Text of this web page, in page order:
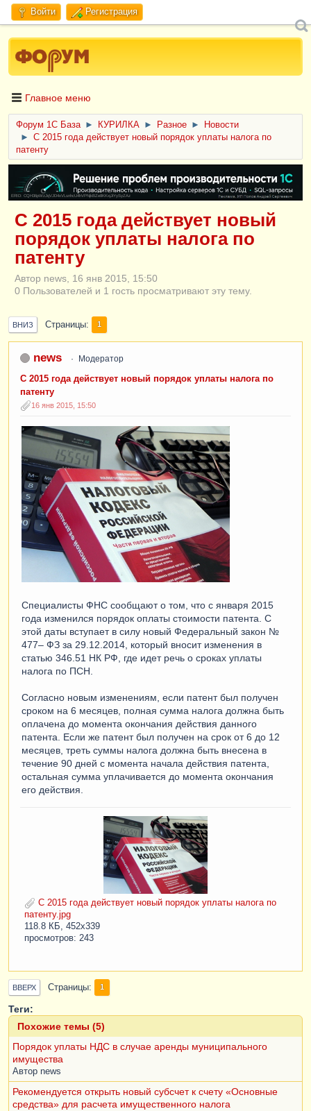
Войти Регистрация
Главное меню
Форум 1C База ► КУРИЛКА ► Разное ►
Новости
►
С 2015 года действует новый порядок уплаты налога по
патенту
ERID: CQH36pWzJqVJD4xVLsnhcU4hVPNjkBZe8KKxjJiYySyZAz
С 2015 года действует новый
порядок уплаты налога по
патенту
Автор news, 16 янв 2015, 15:50
0 Пользователей и 1 гость просматривают эту тему.
ВНИЗ Страницы 1
news Модератор
С 2015 года действует новый порядок уплаты налога по
патенту
16 янв 2015, 15:50
Специалисты ФНС сообщают о том, что с января 2015
года изменился порядок оплаты стоимости патента. С
этой даты вступает в силу новый Федеральный закон №
477– ФЗ за 29.12.2014, который вносит изменения в
статью 346.51 НК РФ, где идет речь о сроках уплаты
налога по ПСН.
Согласно новым изменениям, если патент был получен
сроком на 6 месяцев, полная сумма налога должна быть
оплачена до момента окончания действия данного
патента. Если же патент был получен на срок от 6 до 12
месяцев, треть суммы налога должна быть внесена в
течение 90 дней с момента начала действия патента,
остальная сумма уплачивается до момента окончания
его действия.
С 2015 года действует новый порядок уплаты налога по
патенту.jpg
118.8 КБ, 452x339
просмотров: 243
ВВЕРХ Страницы 1
Теги:
Похожие темы (5)
Порядок уплаты НДС в случае аренды муниципального
имущества
Автор news
Рекомендуется открыть новый субсчет к счету «Основные
средства» для расчета имущественного налога